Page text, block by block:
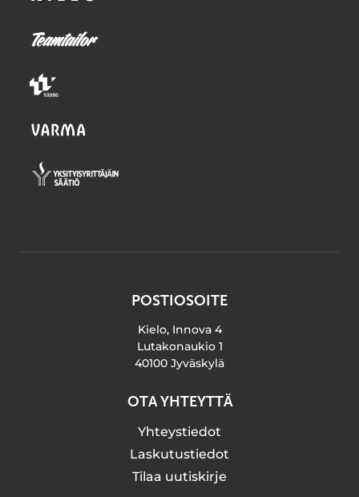
POSTIOSOITE
Kielo, Innova 4
Lutakonaukio 1
40100 Jyväskylä
OTA YHTEYTTÄ
Yhteystiedot
Laskutustiedot
Tilaa uutiskirje